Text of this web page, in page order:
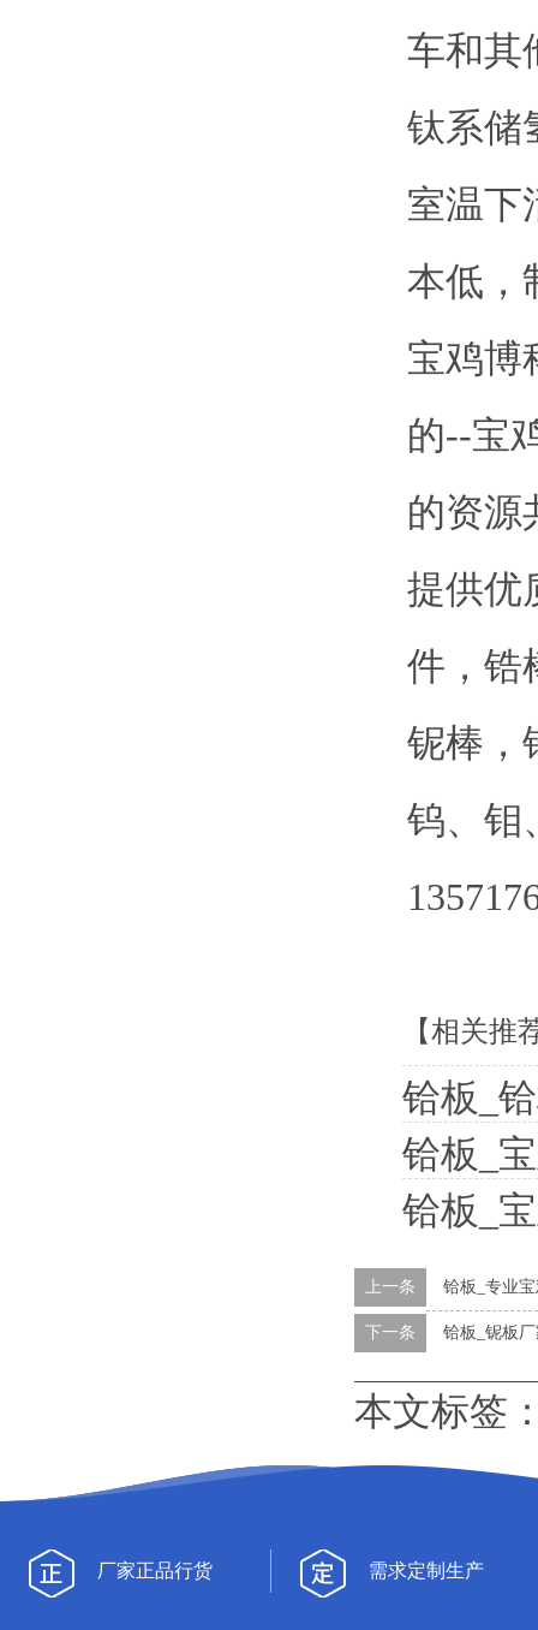
车和其
钛系储
室温下
本低，
宝鸡博
的--宝
的资源
提供优
件，锆
铌棒，
钨、钼
【相关推
铪板_
铪板_
铪板_
上一条 铪板_专业
下一条 铪板_铌板
本文标签
厂家正品行货 需求定制生产